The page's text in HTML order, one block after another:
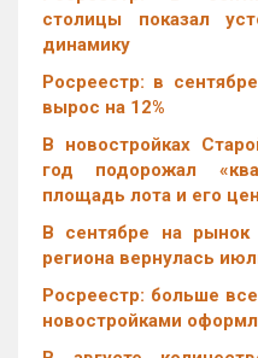
столицы показал
динамику
Росреестр: в
вырос на 12%
В новостройках
год подорожал
площадь лота и его
В сентябре на рынок
региона вернулась
Росреестр: больше
новостройками